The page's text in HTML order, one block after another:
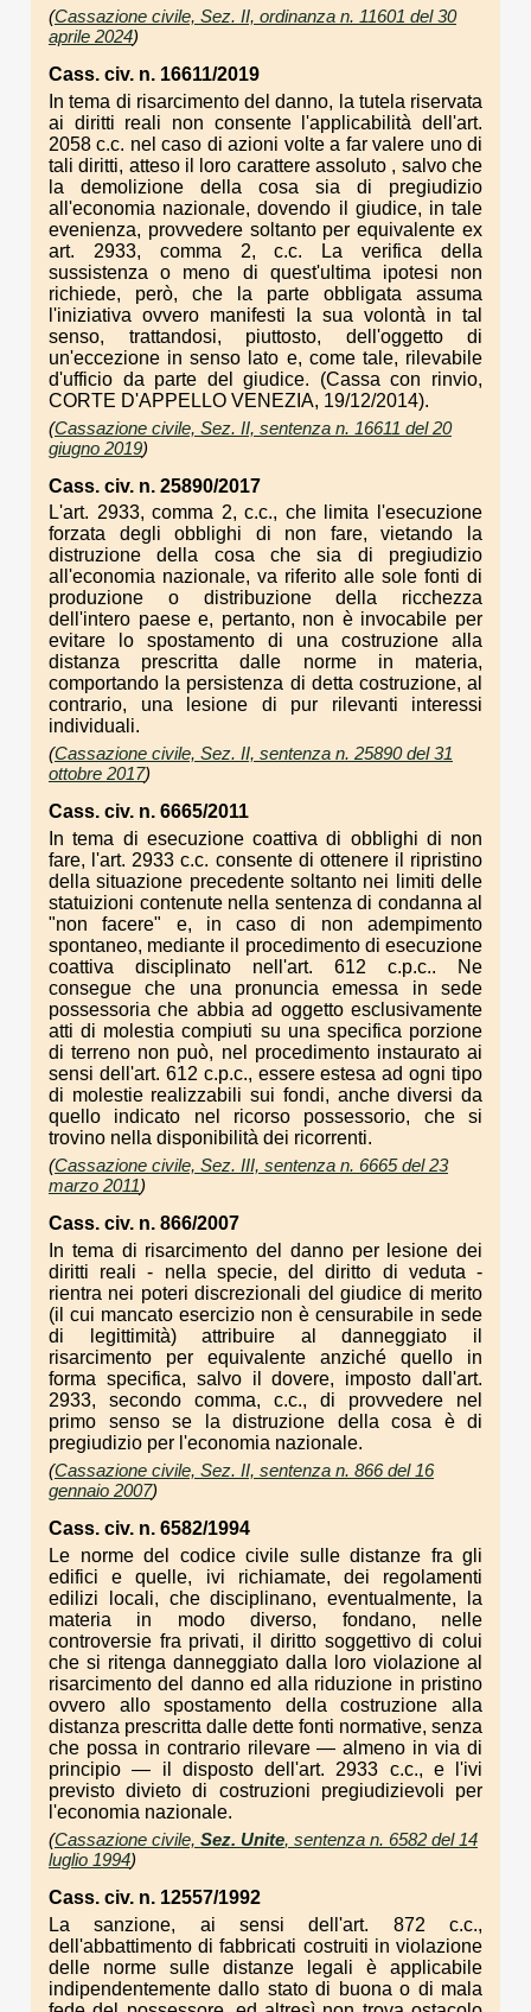
(Cassazione civile, Sez. II, ordinanza n. 11601 del 30
aprile 2024)
Cass. civ. n. 16611/2019
In tema di risarcimento del danno, la tutela riservata
ai diritti reali non consente l'applicabilità dell'art.
2058 c.c. nel caso di azioni volte a far valere uno di
tali diritti, atteso il loro carattere assoluto , salvo che
la demolizione della cosa sia di pregiudizio
all'economia nazionale, dovendo il giudice, in tale
evenienza, provvedere soltanto per equivalente ex
art. 2933, comma 2, c.c. La verifica della
sussistenza o meno di quest'ultima ipotesi non
richiede, però, che la parte obbligata assuma
l'iniziativa ovvero manifesti la sua volontà in tal
senso, trattandosi, piuttosto, dell'oggetto di
un'eccezione in senso lato e, come tale, rilevabile
d'ufficio da parte del giudice. (Cassa con rinvio,
CORTE D'APPELLO VENEZIA, 19/12/2014).
(Cassazione civile, Sez. II, sentenza n. 16611 del 20
giugno 2019)
Cass. civ. n. 25890/2017
L'art. 2933, comma 2, c.c., che limita l'esecuzione
forzata degli obblighi di non fare, vietando la
distruzione della cosa che sia di pregiudizio
all'economia nazionale, va riferito alle sole fonti di
produzione o distribuzione della ricchezza
dell'intero paese e, pertanto, non è invocabile per
evitare lo spostamento di una costruzione alla
distanza prescritta dalle norme in materia,
comportando la persistenza di detta costruzione, al
contrario, una lesione di pur rilevanti interessi
individuali.
(Cassazione civile, Sez. II, sentenza n. 25890 del 31
ottobre 2017)
Cass. civ. n. 6665/2011
In tema di esecuzione coattiva di obblighi di non
fare, l'art. 2933 c.c. consente di ottenere il ripristino
della situazione precedente soltanto nei limiti delle
statuizioni contenute nella sentenza di condanna al
"non facere" e, in caso di non adempimento
spontaneo, mediante il procedimento di esecuzione
coattiva disciplinato nell'art. 612 c.p.c.. Ne
consegue che una pronuncia emessa in sede
possessoria che abbia ad oggetto esclusivamente
atti di molestia compiuti su una specifica porzione
di terreno non può, nel procedimento instaurato ai
sensi dell'art. 612 c.p.c., essere estesa ad ogni tipo
di molestie realizzabili sui fondi, anche diversi da
quello indicato nel ricorso possessorio, che si
trovino nella disponibilità dei ricorrenti.
(Cassazione civile, Sez. III, sentenza n. 6665 del 23
marzo 2011)
Cass. civ. n. 866/2007
In tema di risarcimento del danno per lesione dei
diritti reali - nella specie, del diritto di veduta -
rientra nei poteri discrezionali del giudice di merito
(il cui mancato esercizio non è censurabile in sede
di legittimità) attribuire al danneggiato il
risarcimento per equivalente anziché quello in
forma specifica, salvo il dovere, imposto dall'art.
2933, secondo comma, c.c., di provvedere nel
primo senso se la distruzione della cosa è di
pregiudizio per l'economia nazionale.
(Cassazione civile, Sez. II, sentenza n. 866 del 16
gennaio 2007)
Cass. civ. n. 6582/1994
Le norme del codice civile sulle distanze fra gli
edifici e quelle, ivi richiamate, dei regolamenti
edilizi locali, che disciplinano, eventualmente, la
materia in modo diverso, fondano, nelle
controversie fra privati, il diritto soggettivo di colui
che si ritenga danneggiato dalla loro violazione al
risarcimento del danno ed alla riduzione in pristino
ovvero allo spostamento della costruzione alla
distanza prescritta dalle dette fonti normative, senza
che possa in contrario rilevare — almeno in via di
principio — il disposto dell'art. 2933 c.c., e l'ivi
previsto divieto di costruzioni pregiudizievoli per
l'economia nazionale.
(Cassazione civile, Sez. Unite, sentenza n. 6582 del 14
luglio 1994)
Cass. civ. n. 12557/1992
La sanzione, ai sensi dell'art. 872 c.c.,
dell'abbattimento di fabbricati costruiti in violazione
delle norme sulle distanze legali è applicabile
indipendentemente dallo stato di buona o di mala